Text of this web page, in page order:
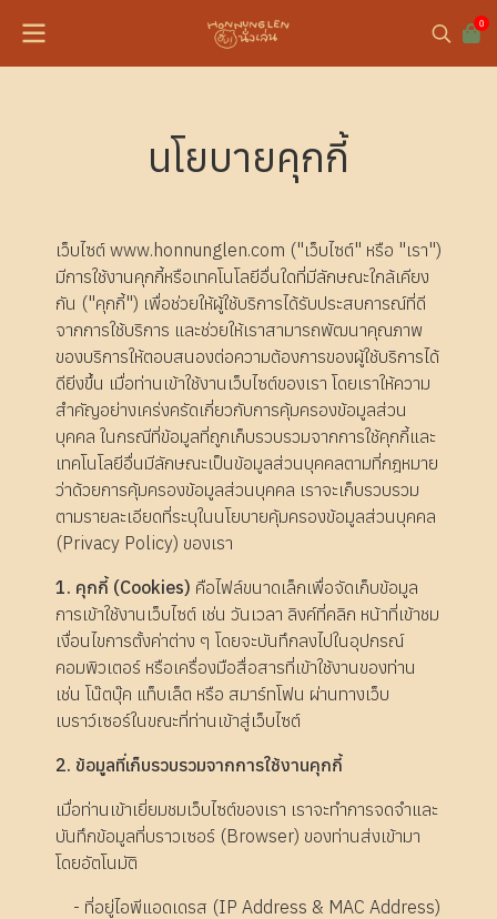
0
นโยบายคุกกี้
เว็บไซต์ www.honnunglen.com ("เว็บไซต์" หรือ "เรา")
มีการใช้งานคุกกี้หรือเทคโนโลยีอื่นใดที่มีลักษณะใกล้เคียง
กัน ("คุกกี้") เพื่อช่วยให้ผู้ใช้บริการได้รับประสบการณ์ที่ดี
จากการใช้บริการ และช่วยให้เราสามารถพัฒนาคุณภาพ
ของบริการให้ตอบสนองต่อความต้องการของผู้ใช้บริการได้
ดียิ่งขึ้น เมื่อท่านเข้าใช้งานเว็บไซต์ของเรา โดยเราให้ความ
สำคัญอย่างเคร่งครัดเกี่ยวกับการคุ้มครองข้อมูลส่วน
บุคคล ในกรณีที่ข้อมูลที่ถูกเก็บรวบรวมจากการใช้คุกกี้และ
เทคโนโลยีอื่นมีลักษณะเป็นข้อมูลส่วนบุคคลตามที่กฎหมาย
ว่าด้วยการคุ้มครองข้อมูลส่วนบุคคล เราจะเก็บรวบรวม
ตามรายละเอียดที่ระบุในนโยบายคุ้มครองข้อมูลส่วนบุคคล
(Privacy Policy) ของเรา
1. คุกกี้ (Cookies) คือไฟล์ขนาดเล็กเพื่อจัดเก็บข้อมูล
การเข้าใช้งานเว็บไซต์ เช่น วันเวลา ลิงค์ที่คลิก หน้าที่เข้าชม
เงื่อนไขการตั้งค่าต่าง ๆ โดยจะบันทึกลงไปในอุปกรณ์
คอมพิวเตอร์ หรือเครื่องมือสื่อสารที่เข้าใช้งานของท่าน
เช่น โน๊ตบุ๊ค แท็บเล็ต หรือ สมาร์ทโฟน ผ่านทางเว็บ
เบราว์เซอร์ในขณะที่ท่านเข้าสู่เว็บไซต์
2. ข้อมูลที่เก็บรวบรวมจากการใช้งานคุกกี้
เมื่อท่านเข้าเยี่ยมชมเว็บไซต์ของเรา เราจะทำการจดจำและ
บันทึกข้อมูลที่บราวเซอร์ (Browser) ของท่านส่งเข้ามา
โดยอัตโนมัติ
- ที่อยู่ไอพีแอดเดรส (IP Address & MAC Address)